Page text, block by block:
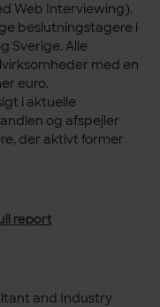
Web Interviewing).
beslutningstagere i
Sverige. Alle
med en
euro.
i aktuelle
og afspejler
der aktivt former
report
and Industry